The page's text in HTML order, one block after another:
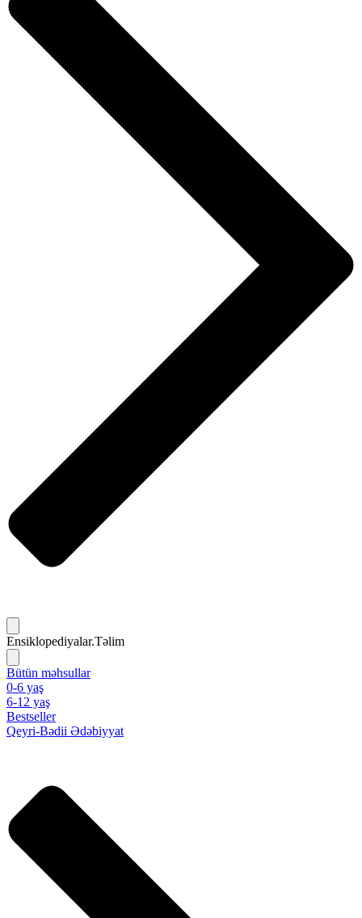
Ensiklopediyalar.Təlim
Bütün məhsullar
0-6 yaş
6-12 yaş
Bestseller
Qeyri-Bədii Ədəbiyyat